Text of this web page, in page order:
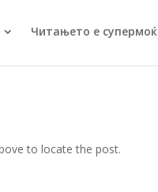
Читањето е супермоќ
to locate the post.